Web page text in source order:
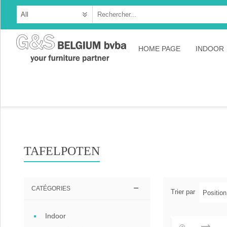
HOME PAGE INDOOR
TAFELPOTEN
Trier par
CATÉGORIES
Indoor